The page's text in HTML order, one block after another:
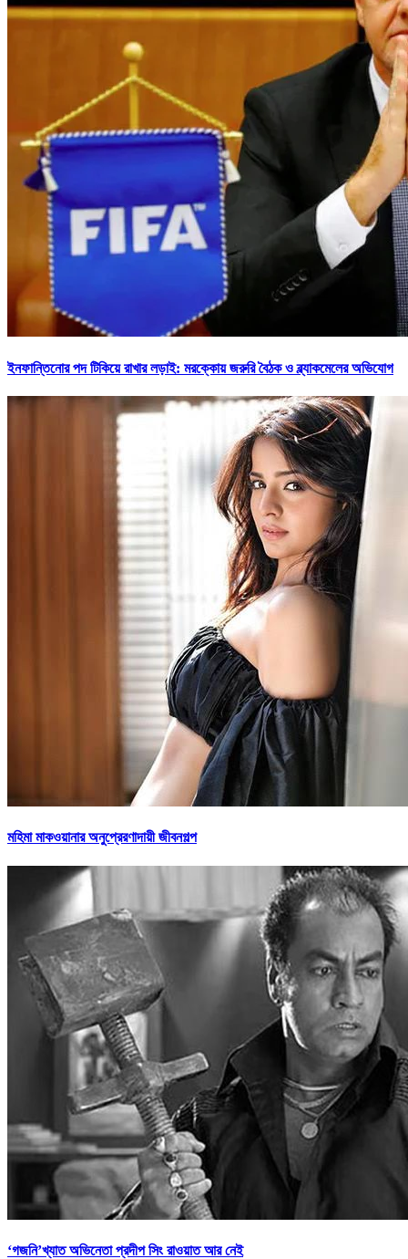
ইনফান্তিনোর পদ টিকিয়ে রাখার লড়াই: মরক্কোয় জরুরি বৈঠক ও ব্ল্যাকমেলের অভিযোগ
মহিমা মাকওয়ানার অনুপ্রেরণাদায়ী জীবনগল্প
‘গজনি’খ্যাত অভিনেতা প্রদীপ সিং রাওয়াত আর নেই